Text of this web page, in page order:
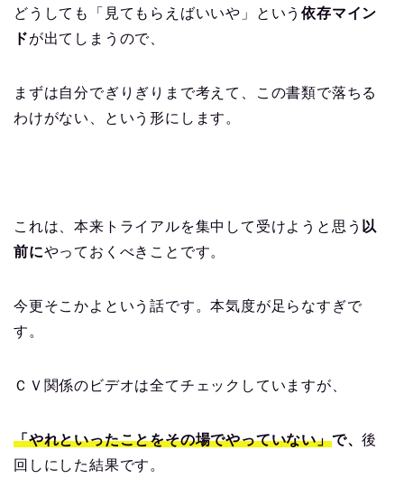
どうしても「見てもらえばいいや」という依存マイン
ドが出てしまうので、
まずは自分でぎりぎりまで考えて、この書類で落ちる
わけがない、という形にします。
これは、本来トライアルを集中して受けようと思う 以
前にやっておくべきことです。
今更そこかよという話です。本気度が足らなすぎで
す。
ＣＶ関係のビデオは全てチェックしていますが、
「やれといったことをその場でやっていない」で、後
回しにした結果です。